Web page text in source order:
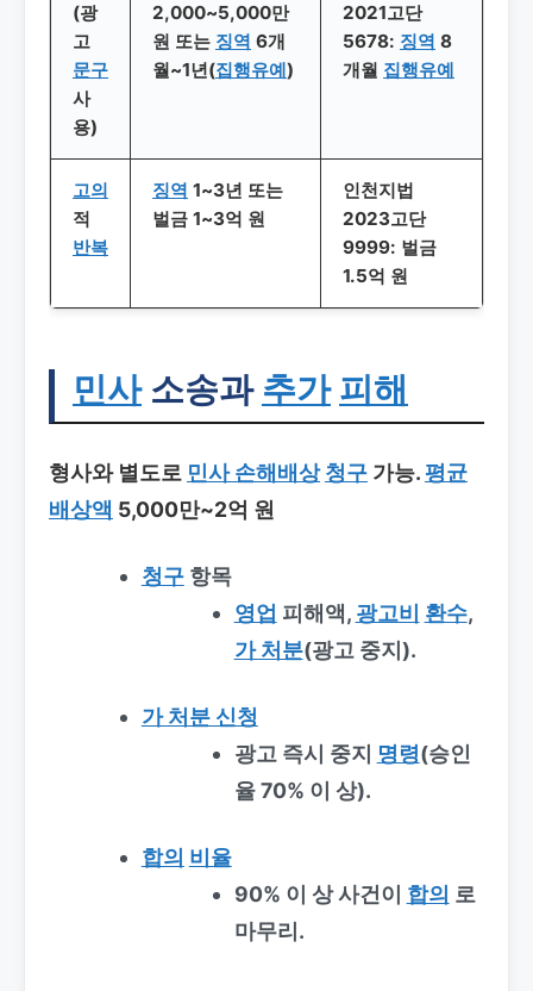
(광
고
문구
사
용)
2,000~5,000만
원 또는 징역 6개
월~1년(집행유예)
2021고단
5678: 징역 8
개월 집행유예
고의
적
반복
징역 1~3년 또는
벌금 1~3억 원
인천지법
2023고단
9999: 벌금
1.5억 원
민사소송과 추가 피해
형사와 별도로 민사 손해배상 청구 가능.평균
배상액 5,000만~2억 원
청구항목
영업 피해액, 광고비 환수,
가 처분(광고 중지).
가 처분 신청
광고 즉시 중지 명령(승인
율 70% 이 상).
합의 비율
90% 이 상 사건이 합의 로
마무리.